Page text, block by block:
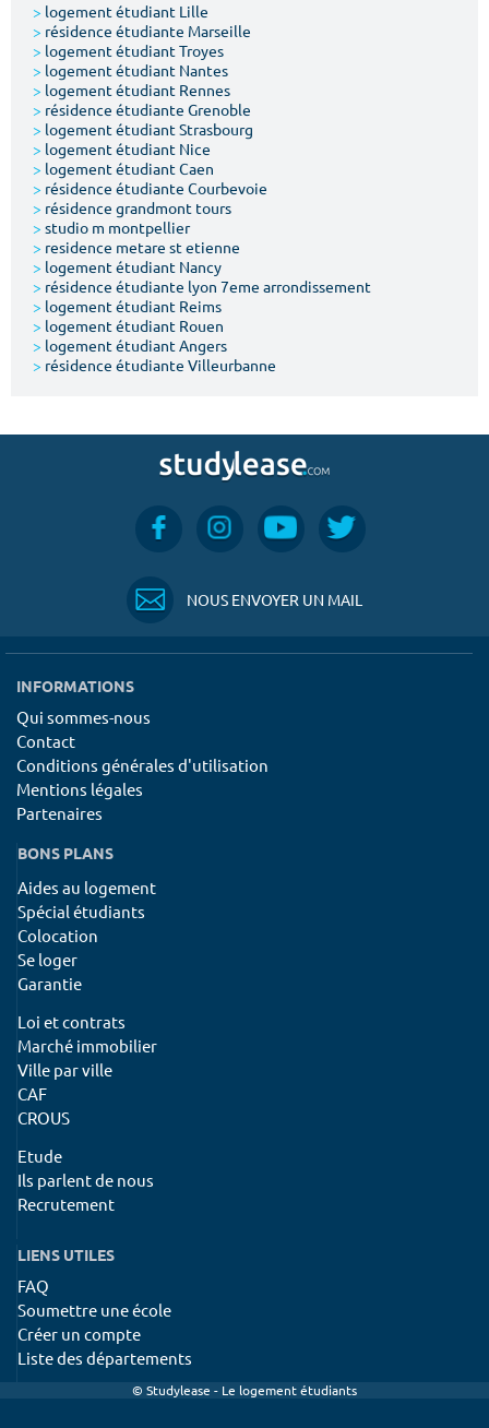
> logement étudiant Lille
> résidence étudiante Marseille
> logement étudiant Troyes
> logement étudiant Nantes
> logement étudiant Rennes
> résidence étudiante Grenoble
> logement étudiant Strasbourg
> logement étudiant Nice
> logement étudiant Caen
> résidence étudiante Courbevoie
> résidence grandmont tours
> studio m montpellier
> residence metare st etienne
> logement étudiant Nancy
> résidence étudiante lyon 7eme arrondissement
> logement étudiant Reims
> logement étudiant Rouen
> logement étudiant Angers
> résidence étudiante Villeurbanne
NOUS ENVOYER UN MAIL
INFORMATIONS
Qui sommes-nous
Contact
Conditions générales d'utilisation
Mentions légales
Partenaires
BONS PLANS
Aides au logement
Spécial étudiants
Colocation
Se loger
Garantie
Loi et contrats
Marché immobilier
Ville par ville
CAF
CROUS
Etude
Ils parlent de nous
Recrutement
LIENS UTILES
FAQ
Soumettre une école
Créer un compte
Liste des départements
© Studylease - Le logement étudiants